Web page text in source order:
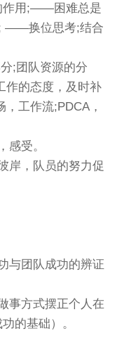
作用;——困难总是
——换位思考;结合
;团队资源的分
作的态度，及时补
工作流;PDCA，
感受。
岸，队员的努力促
与团队成功的辨证
事方式摆正个人在
的基础）。